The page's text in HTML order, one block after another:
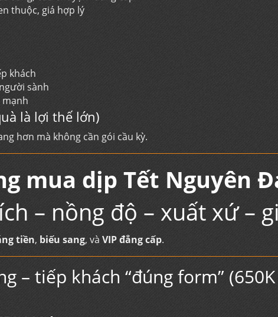
thuộc, giá hợp lý
khách
sành
mạnh
là lợi thế lớn)
hơn mà không cần gói cầu kỳ.
mua dịp Tết Nguyên
– nồng độ – xuất xứ –
tiền, biếu sang, và VIP đẳng cấp.
– tiếp khách “đúng form” (650K